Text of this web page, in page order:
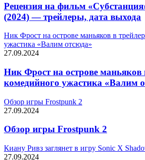
Рецензия на фильм
(2024) — трейлеры, дата выхода
Ник Фрост на острове маньяков в
ужастика «Валим отсюда»
27.09.2024
Ник Фрост на острове маньяков
комедийного ужастика «Валим
Обзор игры Frostpunk 2
27.09.2024
Обзор игры Frostpunk 2
Киану Ривз заглянет в игру Sonic X
27.09.2024